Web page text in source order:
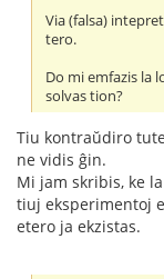
Via (falsa)
tero.
Do mi emfazis la
solvas tion?
Tiu kontraŭdiro
ne vidis ĝin.
Mi jam skribis, ke
tiuj eksperimentoj
etero ja ekzistas.